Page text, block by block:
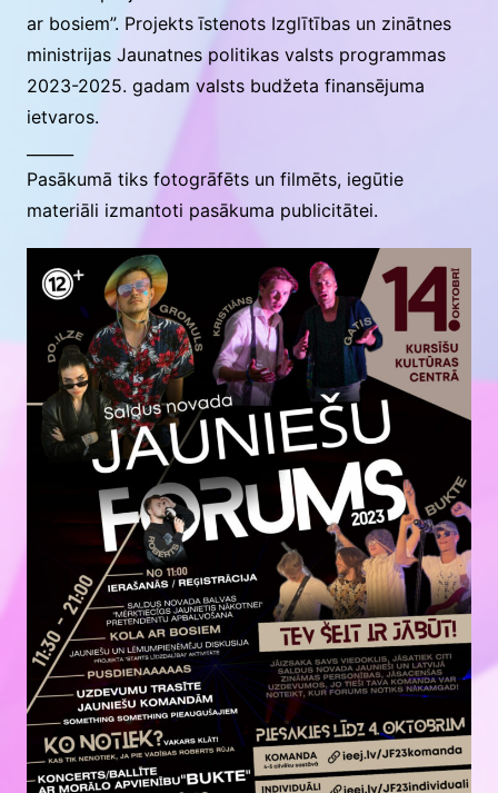
ar bosiem”. Projekts īstenots Izglītības un zinātnes
ministrijas Jaunatnes politikas valsts programmas
2023-2025. gadam valsts budžeta finansējuma
ietvaros.
Pasākumā tiks fotogrāfēts un filmēts, iegūtie
materiāli izmantoti pasākuma publicitātei.